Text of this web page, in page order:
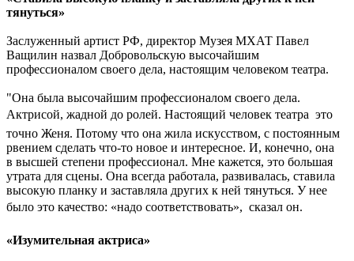
тянуться»
Заслуженный артист РФ, директор Музея МХАТ Павел
Ващилин назвал Добровольскую высочайшим
профессионалом своего дела, настоящим человеком театра.
"Она была высочайшим профессионалом своего дела.
Актрисой, жадной до ролей. Настоящий человек театра  это
точно Женя. Потому что она жила искусством, с постоянным
рвением сделать что-то новое и интересное. И, конечно, она
в высшей степени профессионал. Мне кажется, это большая
утрата для сцены. Она всегда работала, развивалась, ставила
высокую планку и заставляла других к ней тянуться. У нее
было это качество: «надо соответствовать»,  сказал он.
«Изумительная актриса»